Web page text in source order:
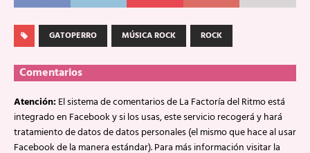
GATOPERRO MÚSICA ROCK ROCK
Comentarios
Atención:El sistema de comentarios de La Factoría del Ritmo está
integrado en Facebook y si los usas, este servicio recogerá y hará
tratamiento de datos de datos personales (el mismo que hace al usar
Facebook de la manera estándar). Para más información visitar la